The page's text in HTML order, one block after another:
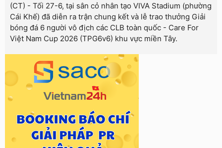
(CT) - Tối 27-6, tại sân cỏ nhân tạo VIVA Stadium (phường
Cái Khế) đã diễn ra trận chung kết và lễ trao thưởng Giải
bóng đá 6 người vô địch các CLB toàn quốc - Care For
Việt Nam Cup 2026 (TPG6v6) khu vực miền Tây.